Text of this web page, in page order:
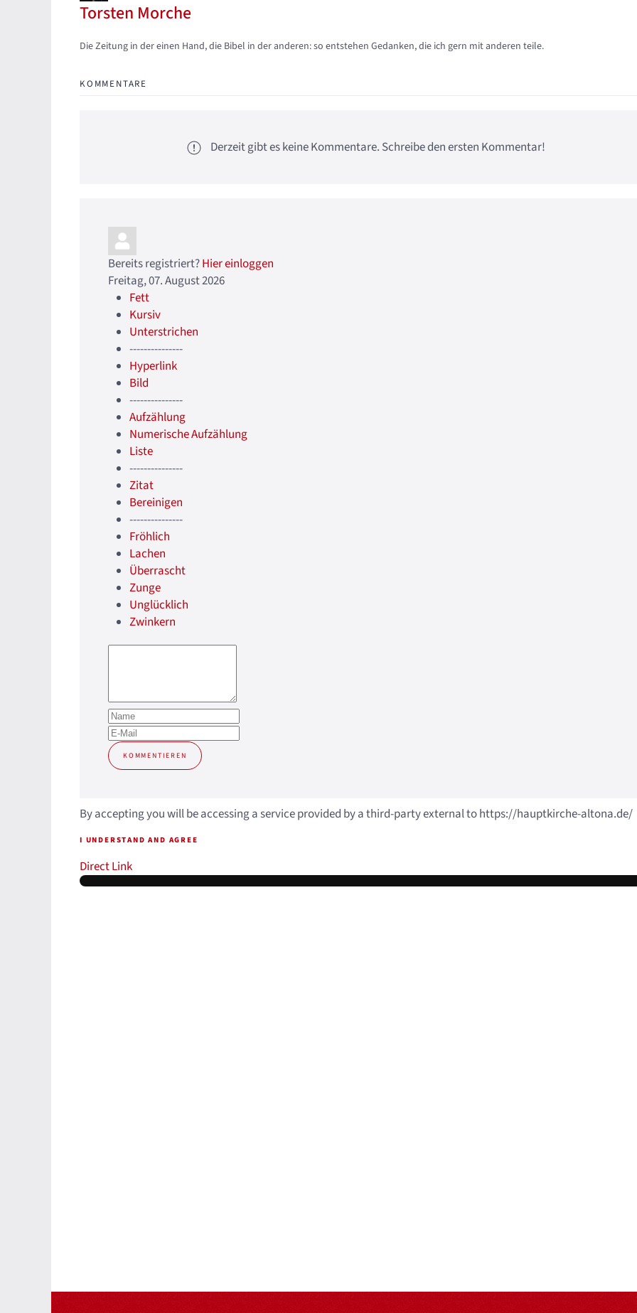
Torsten Morche
Updates abonnieren
Abo von Updates dieses Autors beenden
Die Zeitung in der einen Hand, die Bibel in der anderen: so entstehen Gedanken, die ich gern mit anderen teile.
KOMMENTARE
Derzeit gibt es keine Kommentare. Schreibe den ersten Kommentar!
Bereits registriert?Hier einloggen
Freitag, 07. August 2026
Fett
Kursiv
Unterstrichen
---------------
Hyperlink
Bild
---------------
Aufzählung
Numerische Aufzählung
Liste
---------------
Zitat
Bereinigen
---------------
Fröhlich
Lachen
Überrascht
Zunge
Unglücklich
Zwinkern
KOMMENTIEREN
By accepting you will be accessing a service provided by a third-party external to https://hauptkirche-altona.de/
I UNDERSTAND AND AGREE
Direct Link